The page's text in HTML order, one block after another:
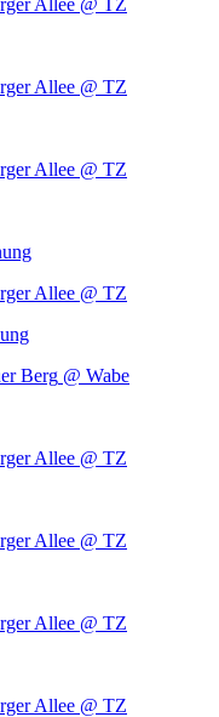
Allee @ TZ
Allee @ TZ
Allee @ TZ
Berg @ Wabe
Allee @ TZ
Allee @ TZ
Allee @ TZ
Allee @ TZ